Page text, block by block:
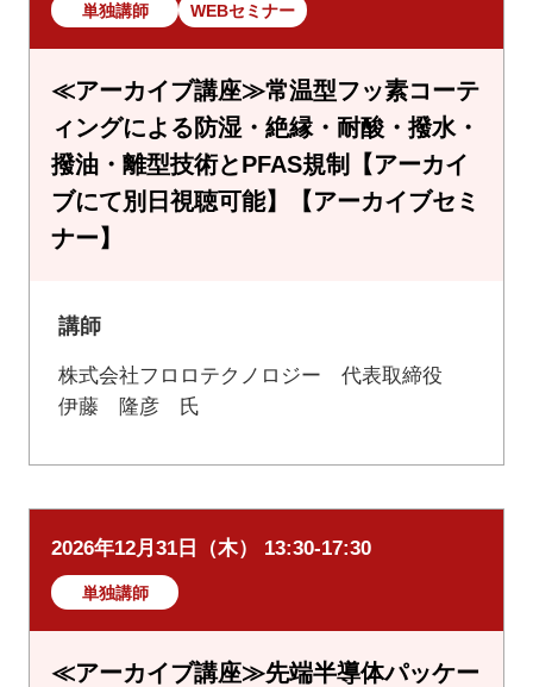
単独講師 WEBセミナー
≪アーカイブ講座≫常温型フッ素コーテ
ィングによる防湿・絶縁・耐酸・撥水・
撥油・離型技術とPFAS規制【アーカイ
ブにて別日視聴可能】【アーカイブセミ
ナー】
講師
株式会社フロロテクノロジー 代表取締役
伊藤 隆彦 氏
2026年12月31日（木） 13:30-17:30
単独講師
≪アーカイブ講座≫先端半導体パッケー